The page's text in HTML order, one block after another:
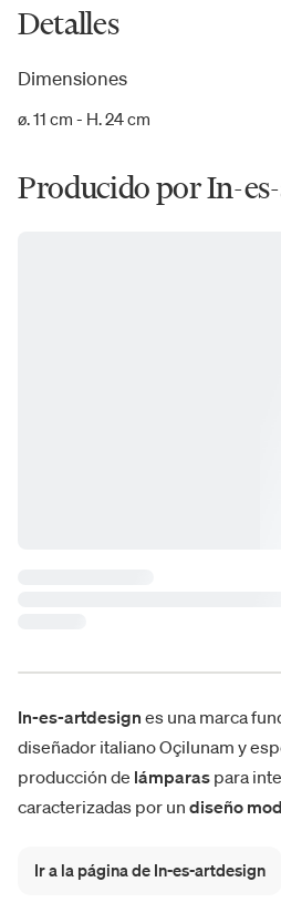
Detalles
Dimensiones
ø. 11 cm - H. 24 cm
Producido por In-
In-es-artdesign es una marca
diseñador italiano Oçilunam y
producción de lámparas para
caracterizadas por un diseño
exterior poseen el elemento
Ir a la página de In-es-artdesign